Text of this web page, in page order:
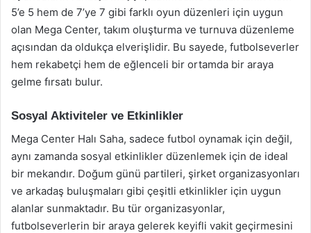
5’e 5 hem de 7’ye 7 gibi farklı oyun düzenleri için uygun
olan Mega Center, takım oluşturma ve turnuva düzenleme
açısından da oldukça elverişlidir. Bu sayede, futbolseverler
hem rekabetçi hem de eğlenceli bir ortamda bir araya
gelme fırsatı bulur.
Sosyal Aktiviteler ve Etkinlikler
Mega Center Halı Saha, sadece futbol oynamak için değil,
aynı zamanda sosyal etkinlikler düzenlemek için de ideal
bir mekandır. Doğum günü partileri, şirket organizasyonları
ve arkadaş buluşmaları gibi çeşitli etkinlikler için uygun
alanlar sunmaktadır. Bu tür organizasyonlar,
futbolseverlerin bir araya gelerek keyifli vakit geçirmesini